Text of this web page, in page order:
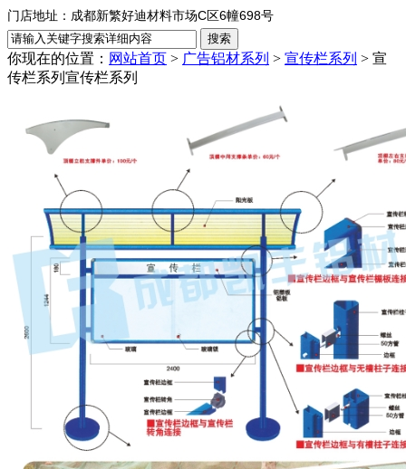
门店地址：成都新繁好迪材料市场C区6幢698号
你现在的位置： 网站首页 > 广告铝材系列 > 宣传栏系列 > 宣
传栏系列 宣传栏系列